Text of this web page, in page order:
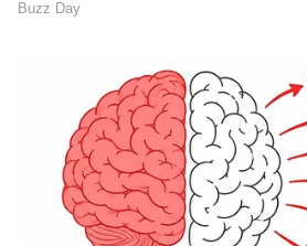
പറയുന്നു. തന്നോടുള്ള
നല്‍കിയ പരാതിയില്‍
മംഗലപുരം പൊലീസ്
അന്വേഷണം ആരംഭിച്ചു.
വിധേയനായ നൗഫലിനെ
കസ്റ്റഡിയിൽ
വാഹനം കത്തിച്ചതെന്ന്